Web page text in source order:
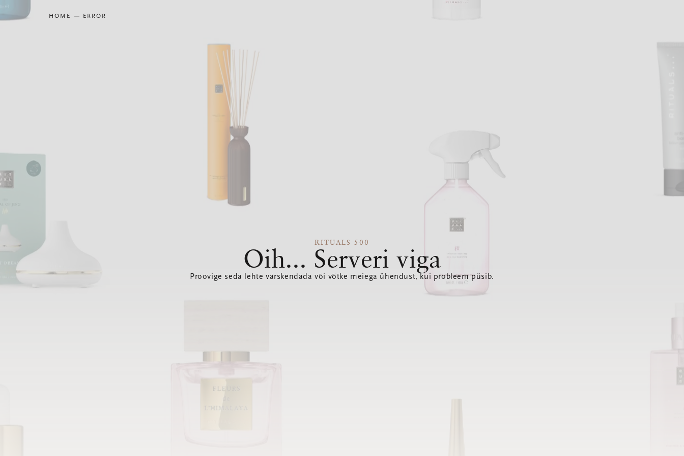
HOME ERROR
RITUALS 500
Oih... Serveri viga
Proovige seda lehte värskendada või võtke meiega ühendust, kui probleem püsib.